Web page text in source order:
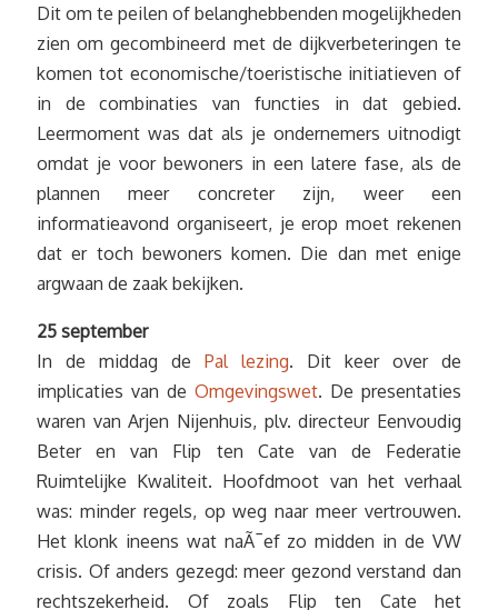
Dit om te peilen of belanghebbenden mogelijkheden
zien om gecombineerd met de dijkverbeteringen te
komen tot economische/toeristische initiatieven of
in de combinaties van functies in dat gebied.
Leermoment was dat als je ondernemers uitnodigt
omdat je voor bewoners in een latere fase, als de
plannen meer concreter zijn, weer een
informatieavond organiseert, je erop moet rekenen
dat er toch bewoners komen. Die dan met enige
argwaan de zaak bekijken.
25 september
In de middag de Pal lezing. Dit keer over de
implicaties van de Omgevingswet. De presentaties
waren van Arjen Nijenhuis, plv. directeur Eenvoudig
Beter en van Flip ten Cate van de Federatie
Ruimtelijke Kwaliteit. Hoofdmoot van het verhaal
was: minder regels, op weg naar meer vertrouwen.
Het klonk ineens wat naÃ¯ef zo midden in de VW
crisis. Of anders gezegd: meer gezond verstand dan
rechtszekerheid. Of zoals Flip ten Cate het